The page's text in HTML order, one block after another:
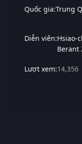
Quốc gia:Trung
Diễn viên:Hsiao-
Berant
Lượt xem:14,356